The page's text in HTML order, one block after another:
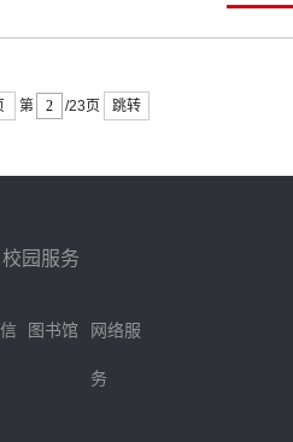
第 /23页 跳转
校园服务
图书馆 网络服
务